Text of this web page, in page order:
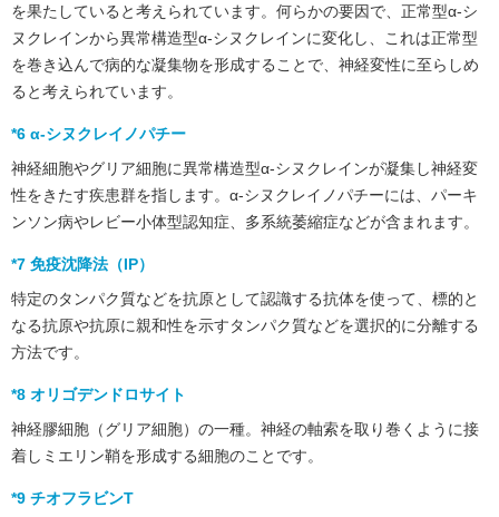
を果たしていると考えられています。何らかの要因で、正常型α-シ
ヌクレインから異常構造型α-シヌクレインに変化し、これは正常型
を巻き込んで病的な凝集物を形成することで、神経変性に至らしめ
ると考えられています。
*6 α-シヌクレイノパチー
神経細胞やグリア細胞に異常構造型α-シヌクレインが凝集し神経変
性をきたす疾患群を指します。α-シヌクレイノパチーには、パーキ
ンソン病やレビー小体型認知症、多系統萎縮症などが含まれます。
*7 免疫沈降法（IP）
特定のタンパク質などを抗原として認識する抗体を使って、標的と
なる抗原や抗原に親和性を示すタンパク質などを選択的に分離する
方法です。
*8 オリゴデンドロサイト
神経膠細胞（グリア細胞）の一種。神経の軸索を取り巻くように接
着しミエリン鞘を形成する細胞のことです。
*9 チオフラビンT